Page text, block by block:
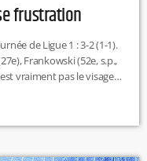
frustration
de Ligue 1 : 3-2 (1-1).
Frankowski (52e, s.p.,
vraiment pas le visage
reprendre confiance